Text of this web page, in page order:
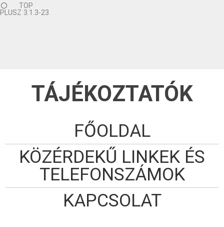
TOP
PLUSZ 3.1.3-23
TÁJÉKOZTATÓK
FŐOLDAL
KÖZÉRDEKŰ LINKEK ÉS
TELEFONSZÁMOK
KAPCSOLAT